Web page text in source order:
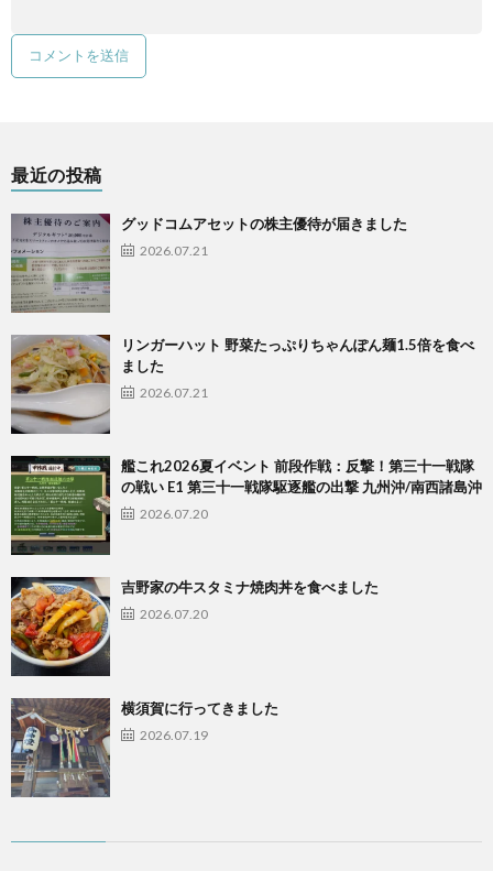
最近の投稿
グッドコムアセットの株主優待が届きました
2026.07.21
リンガーハット 野菜たっぷりちゃんぽん麺1.5倍を食べ
ました
2026.07.21
艦これ2026夏イベント 前段作戦：反撃！第三十一戦隊
の戦い E1 第三十一戦隊駆逐艦の出撃 九州沖/南西諸島沖
2026.07.20
吉野家の牛スタミナ焼肉丼を食べました
2026.07.20
横須賀に行ってきました
2026.07.19